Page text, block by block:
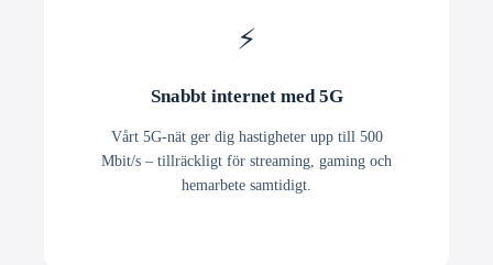
⚡
Snabbt internet med 5G
Vårt 5G-nät ger dig hastigheter upp till 500
Mbit/s – tillräckligt för streaming, gaming och
hemarbete samtidigt.